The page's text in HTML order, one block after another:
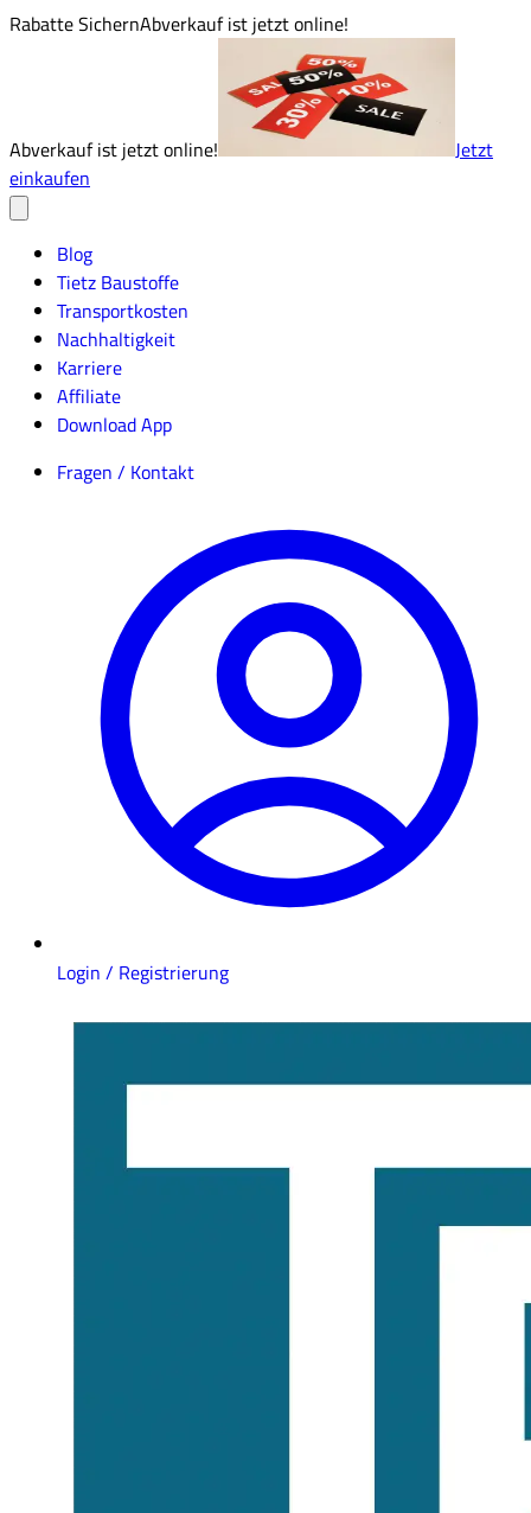
Rabatte SichernAbverkauf ist jetzt online!
Abverkauf ist jetzt online!
Jetzt
einkaufen
Blog
Tietz Baustoffe
Transportkosten
Nachhaltigkeit
Karriere
Affiliate
Download App
Fragen / Kontakt
Login / Registrierung